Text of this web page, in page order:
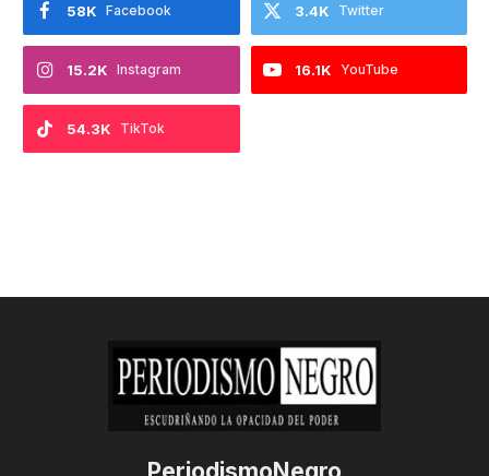
Facebook
58K Twitter
3.4K
Instagram
15.2K YouTube
16.1K
TikTok
54.3K